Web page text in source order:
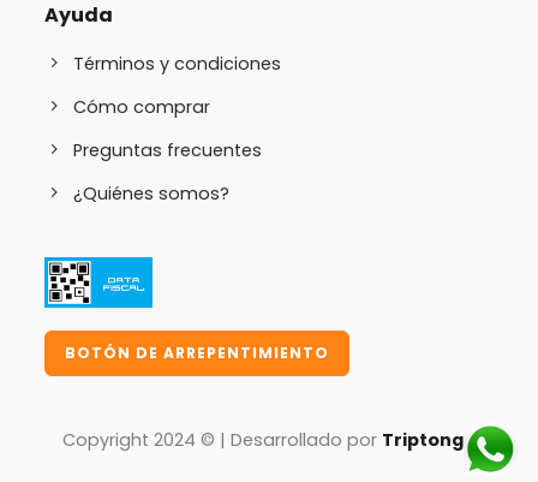
Ayuda
Términos y condiciones
Cómo comprar
Preguntas frecuentes
¿Quiénes somos?
BOTÓN DE ARREPENTIMIENTO
Copyright 2024 © | Desarrollado por Triptongo